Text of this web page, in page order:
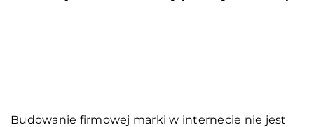
Budowanie firmowej marki w internecie nie jest